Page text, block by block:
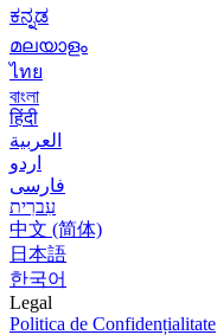
ಕನ್ನಡ
മലയാളം
ไทย
বাংলা
हिंदी
العربية
اردو
فارسی
עִברִית
中文 (简体)
日本語
한국어
Legal
Politica de Confidențialitate